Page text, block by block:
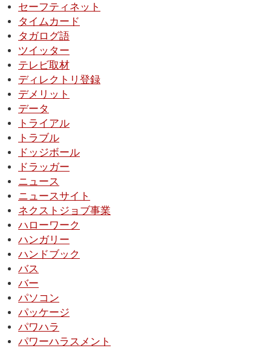
セーフティネット
タイムカード
タガログ語
ツイッター
テレビ取材
ディレクトリ登録
デメリット
データ
トライアル
トラブル
ドッジボール
ドラッガー
ニュース
ニュースサイト
ネクストジョブ事業
ハローワーク
ハンガリー
ハンドブック
バス
バー
パソコン
パッケージ
パワハラ
パワーハラスメント